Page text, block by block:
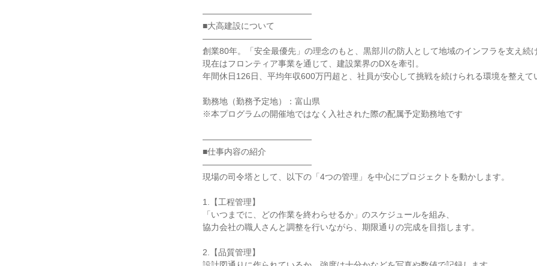
―――――――――――――
■大高建設について
―――――――――――――
創業80年。「安全最優先」の理念のもと、黒部川の防人として地域のインフラを支え続
現在はフロンティア事業を通じて、建設業界のDXを牽引。
年間休日126日、平均年収600万円超と、社員が安心して挑戦を続けられる環境を整えて
勤務地（勤務予定地）：富山県
※本プログラムの開催地ではなく入社された際の配属予定勤務地です
―――――――――――――
■仕事内容の紹介
―――――――――――――
現場の司令塔として、以下の「4つの管理」を中心にプロジェクトを動かします。
1.【工程管理】
「いつまでに、どの作業を終わらせるか」のスケジュールを組み、
協力会社の職人さんと調整を行いながら、期限通りの完成を目指します。
2.【品質管理】